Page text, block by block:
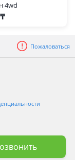
4wd
Пожаловаться